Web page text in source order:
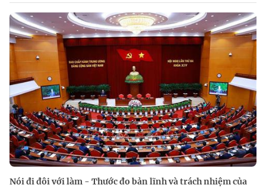
Nói đi đôi với làm - Thước đo bản lĩnh và trách nhiệm của